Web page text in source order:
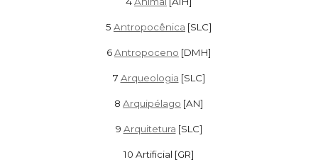
5 Antropocênica [SLC]
6Antropoceno [DMH]
7 Arqueologia [SLC]
8 Arquipélago [AN]
9 Arquitetura [SLC]
10 Artificial [GR]